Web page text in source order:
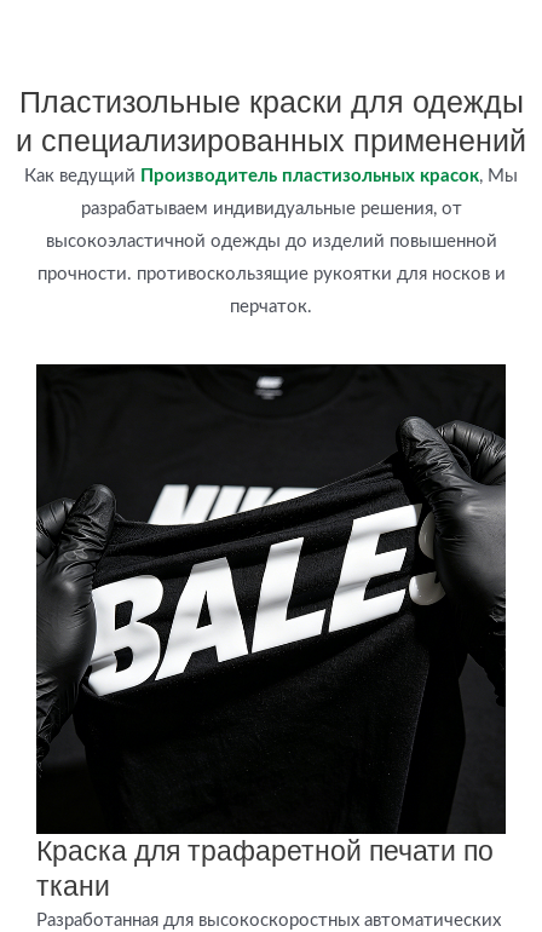
Пластизольные краски для одежды
и специализированных применений
Как ведущий Производитель пластизольных красок, Мы
разрабатываем индивидуальные решения, от
высокоэластичной одежды до изделий повышенной
прочности. противоскользящие рукоятки для носков и
перчаток.
Краска для трафаретной печати по
ткани
Разработанная для высокоскоростных автоматических